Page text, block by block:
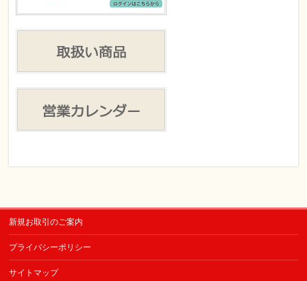
新規お取引のご案内
プライバシーポリシー
サイトマップ